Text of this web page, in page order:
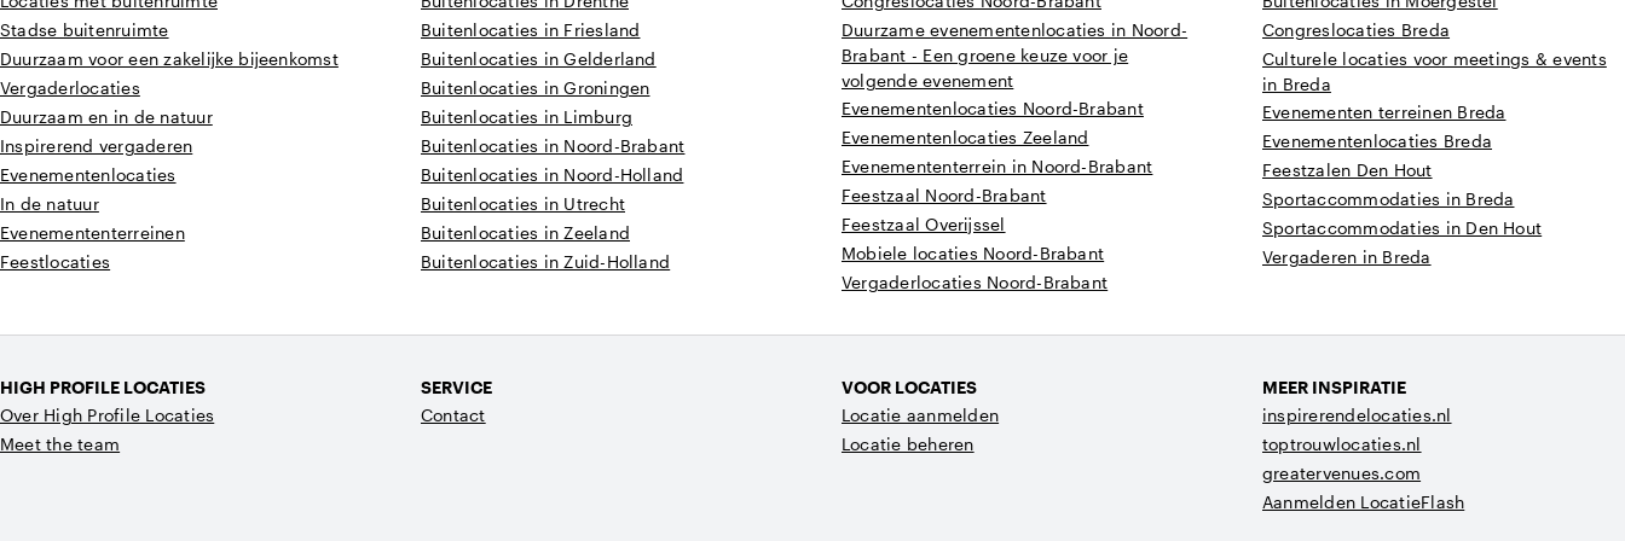
Stadse buitenruimte
Duurzaam voor een zakelijke bijeenkomst
Vergaderlocaties
Duurzaam en in de natuur
Inspirerend vergaderen
Evenementenlocaties
In de natuur
Evenemententerreinen
Feestlocaties
Buitenlocaties in Friesland
Buitenlocaties in Gelderland
Buitenlocaties in Groningen
Buitenlocaties in Limburg
Buitenlocaties in Noord-Brabant
Buitenlocaties in Noord-Holland
Buitenlocaties in Utrecht
Buitenlocaties in Zeeland
Buitenlocaties in Zuid-Holland
Duurzame evenementenlocaties in Noord-
Brabant - Een groene keuze voor je
volgende evenement
Evenementenlocaties Noord-Brabant
Evenementenlocaties Zeeland
Evenemententerrein in Noord-Brabant
Feestzaal Noord-Brabant
Feestzaal Overijssel
Mobiele locaties Noord-Brabant
Vergaderlocaties Noord-Brabant
Congreslocaties Breda
Culturele locaties voor meetings & events
in Breda
Evenementen terreinen Breda
Evenementenlocaties Breda
Feestzalen Den Hout
Sportaccommodaties in Breda
Sportaccommodaties in Den Hout
Vergaderen in Breda
HIGH PROFILE LOCATIES
Over High Profile Locaties
Meet the team
SERVICE
Contact
VOOR LOCATIES
Locatie aanmelden
Locatie beheren
MEER INSPIRATIE
inspirerendelocaties.nl
toptrouwlocaties.nl
greatervenues.com
Aanmelden LocatieFlash